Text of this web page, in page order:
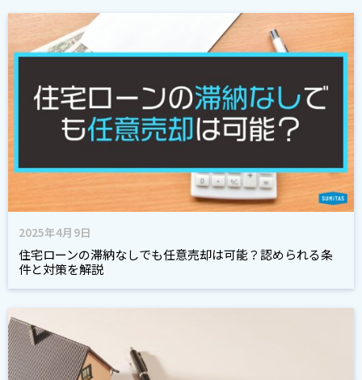
2025年4月9日
住宅ローンの滞納なしでも任意売却は可能？認められる条
件と対策を解説